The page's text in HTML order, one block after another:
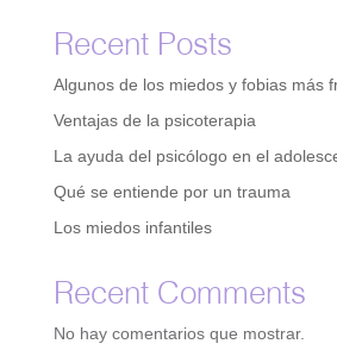
Recent Posts
Algunos de los miedos y fobias más
Ventajas de la psicoterapia
La ayuda del psicólogo en el
Qué se entiende por un trauma
Los miedos infantiles
Recent Comments
No hay comentarios que mostrar.